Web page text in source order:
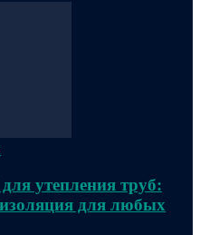
утепления труб:
для любых